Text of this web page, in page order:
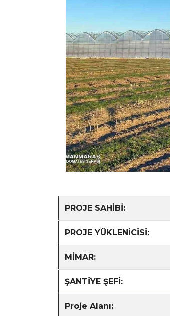
PROJE SAHİBİ:
PROJE YÜKLENİCİSİ:
MİMAR:
ŞANTİYE ŞEFİ:
Proje Alanı: